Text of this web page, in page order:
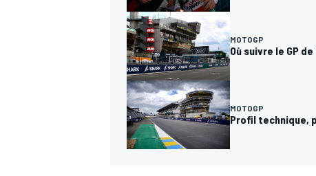
MOTOGP
Où suivre le GP
MOTOGP
Profil technique,